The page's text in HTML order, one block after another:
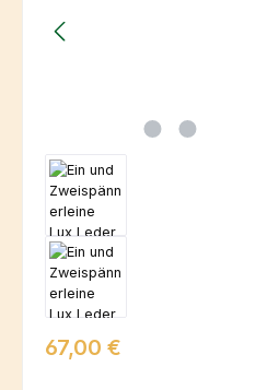
Regulärer Preis:
67,00 €